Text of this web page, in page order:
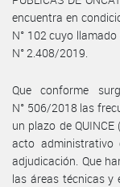
encuentra en
N° 102 cuyo
N° 2.408/2019.
Que conforme
N° 506/2018 las
un plazo de
acto administrativo
adjudicación. Que
las áreas técnicas y